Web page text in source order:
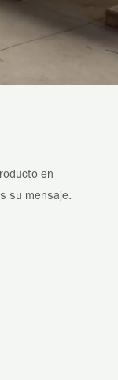
en
su mensaje.